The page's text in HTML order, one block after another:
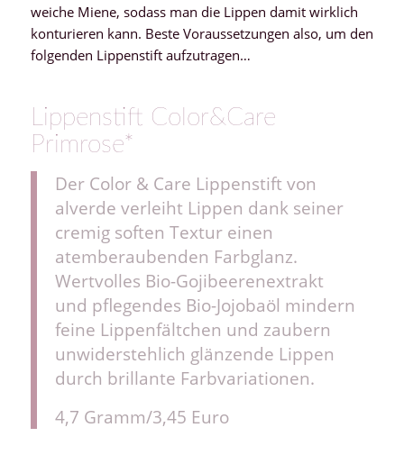
weiche Miene, sodass man die Lippen damit wirklich
konturieren kann. Beste Voraussetzungen also, um den
folgenden Lippenstift aufzutragen…
Lippenstift Color&Care
Primrose*
Der Color & Care Lippenstift von
alverde verleiht Lippen dank seiner
cremig soften Textur einen
atemberaubenden Farbglanz.
Wertvolles Bio-Gojibeerenextrakt
und pflegendes Bio-Jojobaöl mindern
feine Lippenfältchen und zaubern
unwiderstehlich glänzende Lippen
durch brillante Farbvariationen.
4,7 Gramm/3,45 Euro